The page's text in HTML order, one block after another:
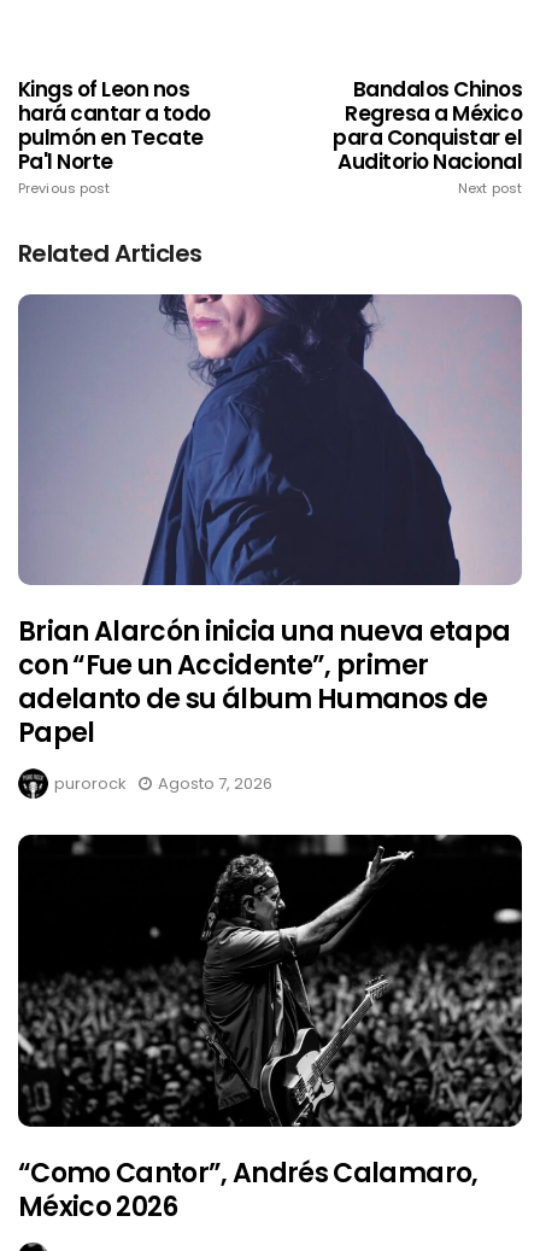
Kings of Leon nos
hará cantar a todo
pulmón en Tecate
Pa'l Norte
Previous post
Bandalos Chinos
Regresa a México
para Conquistar el
Auditorio Nacional
Next post
Related Articles
Brian Alarcón inicia una nueva etapa
con “Fue un Accidente”, primer
adelanto de su álbum Humanos de
Papel
purorock Agosto 7, 2026
“Como Cantor”, Andrés Calamaro,
México 2026